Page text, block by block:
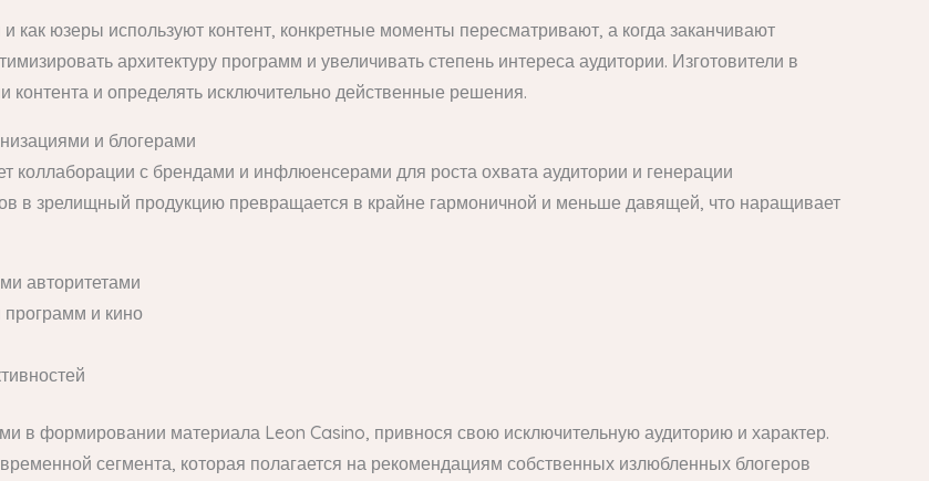
юзеры используют контент, конкретные моменты пересматривают, а когда заканчивают
архитектуру программ и увеличивать степень интереса аудитории. Изготовители в
контента и определять исключительно действенные решения.
и блогерами
коллаборации с брендами и инфлюенсерами для роста охвата аудитории и генерации
в зрелищный продукцию превращается в крайне гармоничной и меньше давящей, что наращивает
авторитетами
и кино
в формировании материала Leon Casino, привнося свою исключительную аудиторию и характер.
сегмента, которая полагается на рекомендациям собственных излюбленных блогеров